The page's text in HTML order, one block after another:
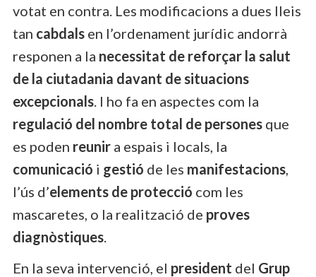
votat en contra. Les modificacions a dues lleis
tan cabdals en l’ordenament jurídic andorrà
responen a la necessitat de reforçar la salut
de la ciutadania davant de situacions
excepcionals. I ho fa en aspectes com la
regulació del nombre total de persones que
es poden reunir a espais i locals, la
comunicació i gestió de les manifestacions,
l’ús d’elements de protecció com les
mascaretes, o la realització de proves
diagnòstiques.
En la seva intervenció, el president del Grup